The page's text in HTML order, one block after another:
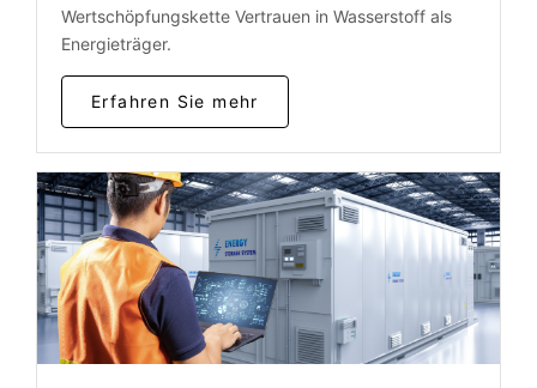
Wertschöpfungskette Vertrauen in Wasserstoff als
Energieträger.
Erfahren Sie mehr